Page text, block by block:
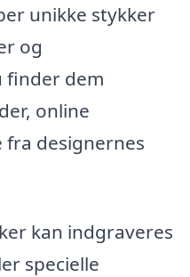
unikke stykker
og
finder dem
online
designernes
kan indgraveres
specielle